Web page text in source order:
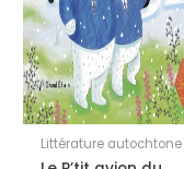
Littérature autochtone